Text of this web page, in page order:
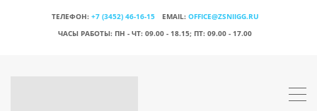
ТЕЛЕФОН: +7 (3452) 46-16-15 EMAIL: OFFICE@ZSNIIGG.RU
ЧАСЫ РАБОТЫ: ПН - ЧТ: 09.00 - 18.15; ПТ: 09.00 - 17.00